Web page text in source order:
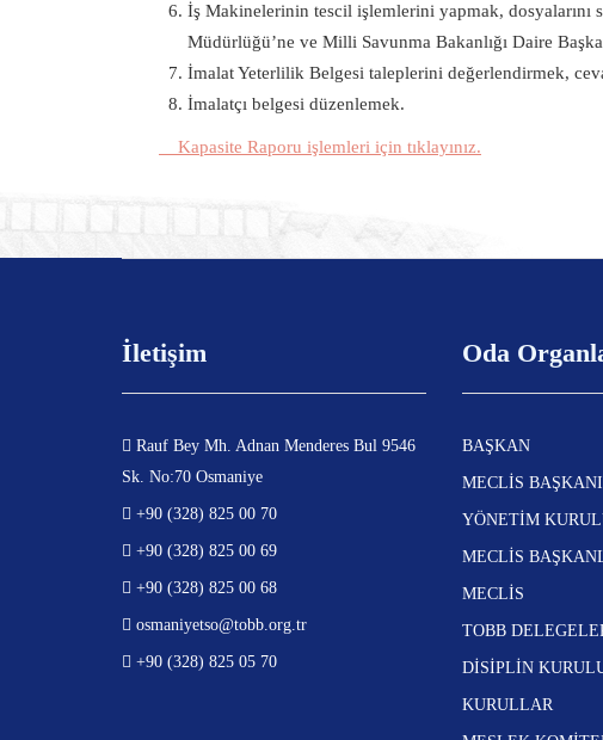
İş Makinelerinin tescil işlemlerini yapmak, dosyalarını
Müdürlüğü’ne ve Milli Savunma Bakanlığı Daire
İmalat Yeterlilik Belgesi taleplerini değerlendirmek,
İmalatçı belgesi düzenlemek.
Kapasite Raporu işlemleri için tıklayınız.
İletişim
Rauf Bey Mh. Adnan Menderes Bul 9546
Sk. No:70 Osmaniye
+90 (328) 825 00 70
+90 (328) 825 00 69
+90 (328) 825 00 68
osmaniyetso@tobb.org.tr
+90 (328) 825 05 70
Oda
BAŞKAN
MECLİS BAŞKANI
YÖNETİM
MECLİS
MECLİS
TOBB
DİSİPLİN
KURULLAR